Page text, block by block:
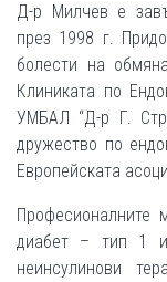
Д-р Милчев е
през 1998 г.
болести на
Клиниката по
УМБАЛ “Д-р Г.
дружество по
Европейската
Професионалните
диабет – тип 1 и
неинсулинови